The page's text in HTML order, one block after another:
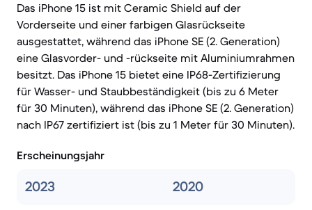
Das iPhone 15 ist mit Ceramic Shield auf der
Vorderseite und einer farbigen Glasrückseite
ausgestattet, während das iPhone SE (2. Generation)
eine Glasvorder- und -rückseite mit Aluminiumrahmen
besitzt. Das iPhone 15 bietet eine IP68-Zertifizierung
für Wasser- und Staubbeständigkeit (bis zu 6 Meter
für 30 Minuten), während das iPhone SE (2. Generation)
nach IP67 zertifiziert ist (bis zu 1 Meter für 30 Minuten).
Erscheinungsjahr
2023 2020